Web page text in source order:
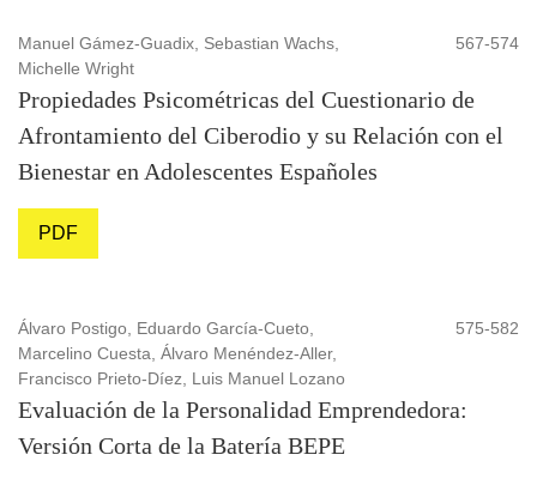
Manuel Gámez-Guadix, Sebastian Wachs,
Michelle Wright
567-574
Propiedades Psicométricas del Cuestionario de
Afrontamiento del Ciberodio y su Relación con el
Bienestar en Adolescentes Españoles
PDF
Álvaro Postigo, Eduardo García-Cueto,
Marcelino Cuesta, Álvaro Menéndez-Aller,
Francisco Prieto-Díez, Luis Manuel Lozano
575-582
Evaluación de la Personalidad Emprendedora:
Versión Corta de la Batería BEPE